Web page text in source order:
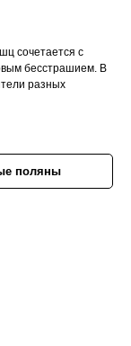
сочетается с
бесстрашием. В
разных
поляны